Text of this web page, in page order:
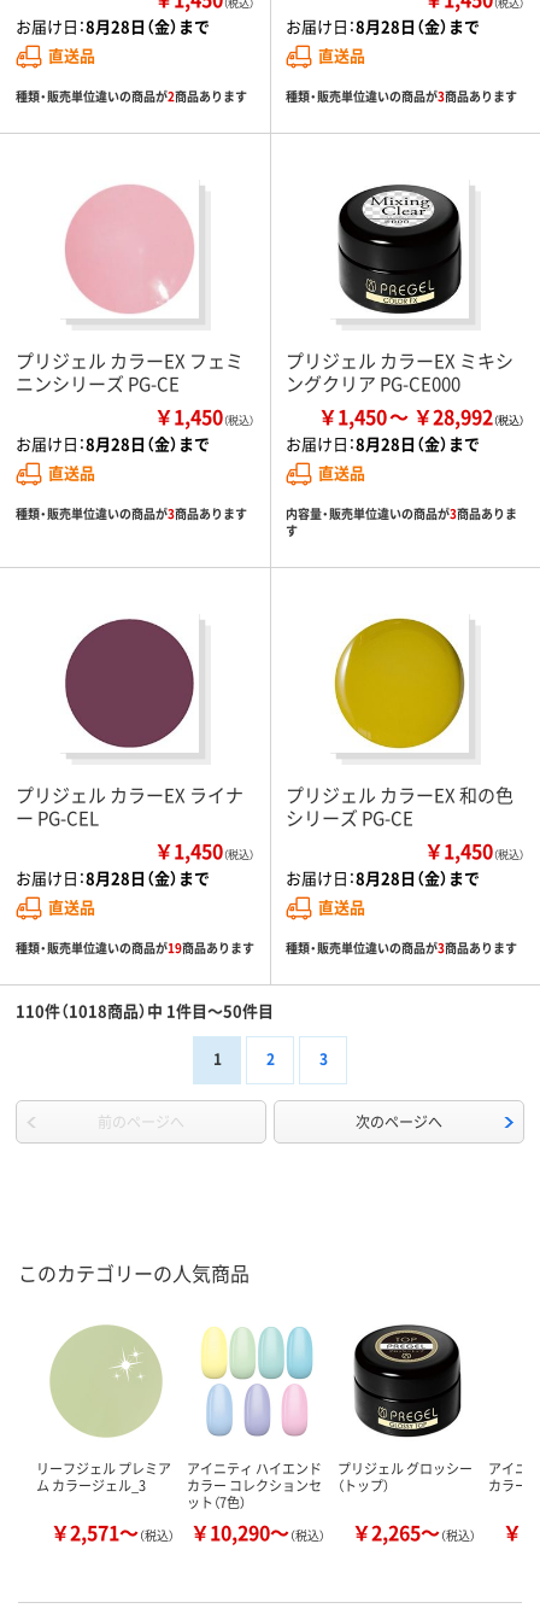
（税込）
お届け日：8月28日（金）まで
直送品
種類・販売単位違いの商品が2商品あります
（税込）
お届け日：8月28日（金）まで
直送品
種類・販売単位違いの商品が3商品あります
プリジェル カラーEX フェミ
ニンシリーズ PG-CE
￥1,450（税込）
お届け日：8月28日（金）まで
直送品
種類・販売単位違いの商品が3商品あります
プリジェル カラーEX ミキシ
ングクリア PG-CE000
￥1,450 ￥28,992
お届け日：8月28日（金）まで
直送品
内容量・販売単位違いの商品が3商品ありま
す
プリジェル カラーEX ライナ
ー PG-CEL
￥1,450（税込）
お届け日：8月28日（金）まで
直送品
種類・販売単位違いの商品が19商品あります
プリジェル カラーEX 和の色
シリーズ PG-CE
￥1,450（税込）
お届け日：8月28日（金）まで
直送品
種類・販売単位違いの商品が3商品あります
110件（1018商品）中 1件目～50件目
1 2 3
前のページへ 次のページへ
このカテゴリーの人気商品
リーフジェル プレミア
ム カラージェル_3
￥2,571～（税込）
アイニティ ハイエンド
カラー コレクションセ
ット（7色）
￥10,290～（税込）
プリジェル グロッシー
（トップ）
￥2,265～（税込）
アイニ
カラー
￥